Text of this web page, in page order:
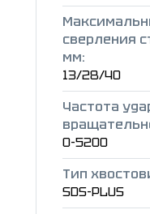
сверления
мм:
13/28/40
Частота
0-5200
Тип
SDS-PLUS